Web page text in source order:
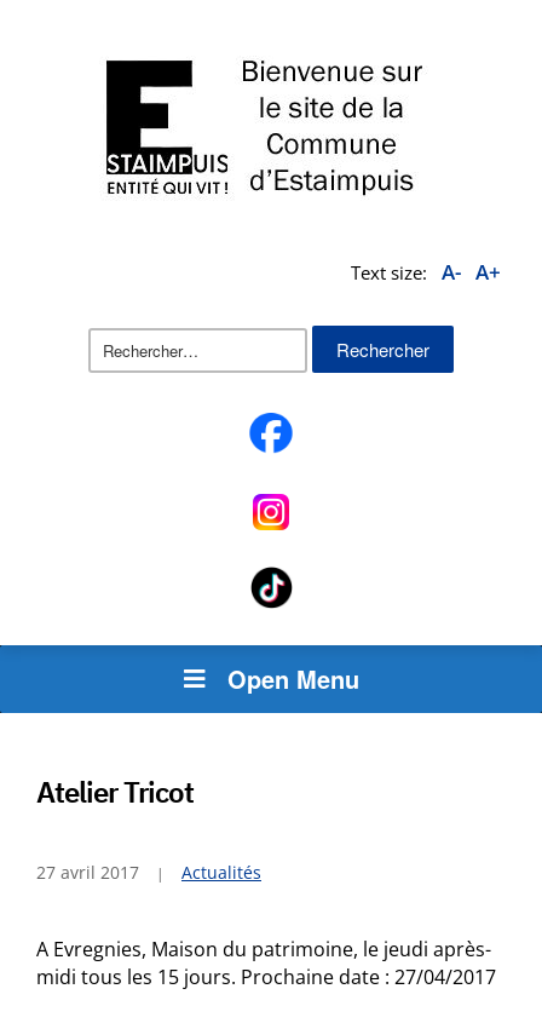
Text size: A- A+
Rechercher :
Open Menu
Atelier Tricot
27 avril 2017 Actualités
A Evregnies, Maison du patrimoine, le jeudi après-
midi tous les 15 jours. Prochaine date : 27/04/2017